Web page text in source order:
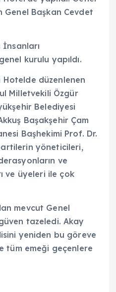
Başkan Cevdet
kurulu yapıldı.
düzenlenen
Milletvekili Özgür
Belediyesi
Başakşehir Çam
Başhekimi Prof. Dr.
yöneticileri,
ve
ve üyeleri ile çok
mevcut Genel
tazeledi. Akay
yeniden bu göreve
tüm emeği geçenlere